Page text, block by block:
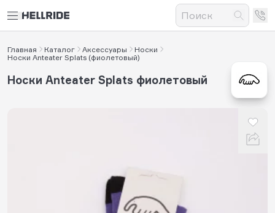
Главная Каталог Аксессуары
Носки
Носки Anteater Splats (фиолетовый)
Носки Anteater Splats фиолетовый